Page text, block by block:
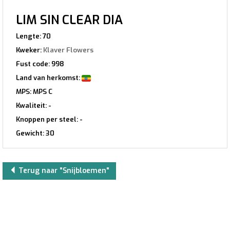
LIM SIN CLEAR DIA
Lengte: 70
Kweker: Klaver Flowers
Fust code: 998
Land van herkomst:
MPS: MPS C
Kwaliteit: -
Knoppen per steel: -
Gewicht: 30
Terug naar "Snijbloemen"